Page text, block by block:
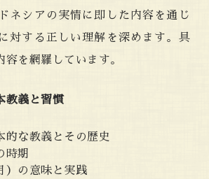
ネシアの実情に即した内容を通じ
対する正しい理解を深めます。具
を網羅しています。
教義と習慣
的な教義とその歴史
時期
）の意味と実践